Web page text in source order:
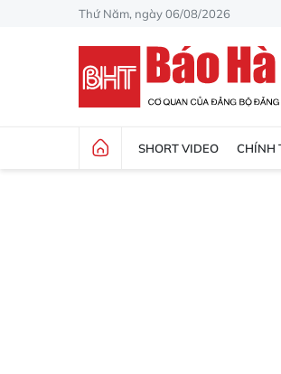
Thứ Năm, ngày 06/08/2026
SHORT VIDEO CHÍNH